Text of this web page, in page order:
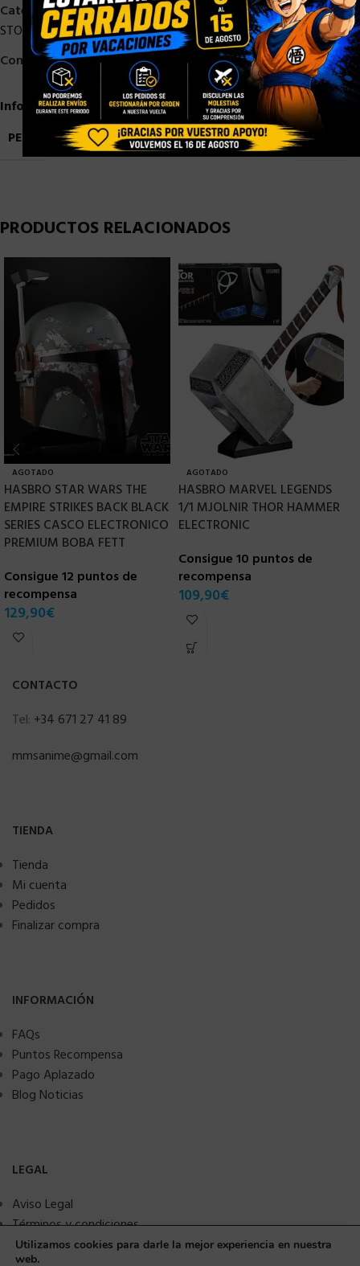
Categorías:HASBRO,HASBRO STOCK ,OFERTAS,
STOCK/DISPONIBLE,TRANSFORMERS Transformers Hasbro
Compartir:
Información adicional
PESO
4,5 kg
PRODUCTOS RELACIONADOS
AGOTADO
HASBRO STAR WARS THE
EMPIRE STRIKES BACK BLACK
SERIES CASCO ELECTRONICO
PREMIUM BOBA FETT
Consigue 12 puntos de
recompensa
129,90€
AGOTADO
HASBRO MARVEL LEGENDS
1/1 MJOLNIR THOR HAMMER
ELECTRONIC
Consigue 10 puntos de
recompensa
109,90€
CONTACTO
Tel: +34 671 27 41 89
mmsanime@gmail.com
TIENDA
Tienda
Mi cuenta
Pedidos
Finalizar compra
INFORMACIÓN
FAQs
Puntos Recompensa
Pago Aplazado
Blog Noticias
LEGAL
Aviso Legal
Términos y condiciones
Política de privacidad
Utilizamos cookies para darle la mejor experiencia en nuestra
web.